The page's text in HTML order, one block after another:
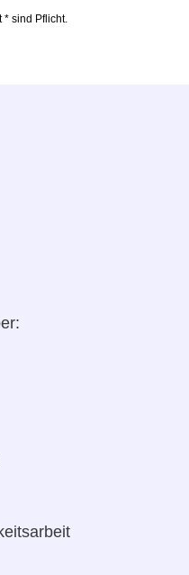
* sind Pflicht.